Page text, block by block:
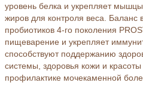
уровень белка и укрепляет
жиров для контроля веса. Баланс
пробиотиков 4-го поколения
пищеварение и укрепляет
способствуют поддержанию
системы, здоровья кожи и
профилактике мочекаменной